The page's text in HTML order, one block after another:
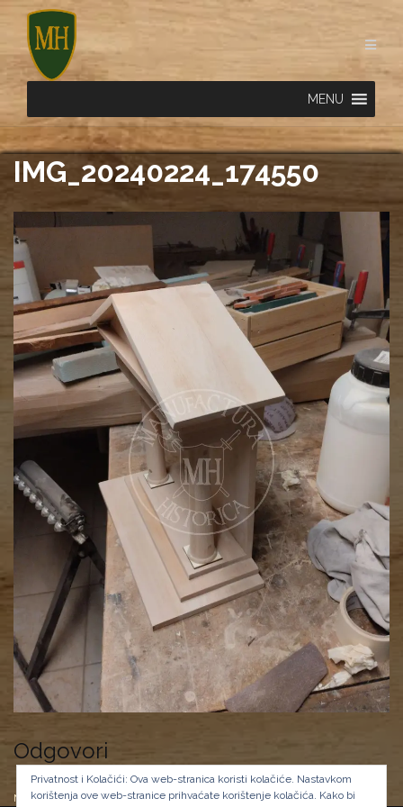
Skip
content
MENU
IMG_20240224_174550
Odgovori
Morate bitiprijavljenida biste objavili komentar.
Privatnost i Kolačići: Ova web-stranica koristi kolačiće. Nastavkom
korištenja ove web-stranice prihvaćate korištenje kolačića. Kako bi